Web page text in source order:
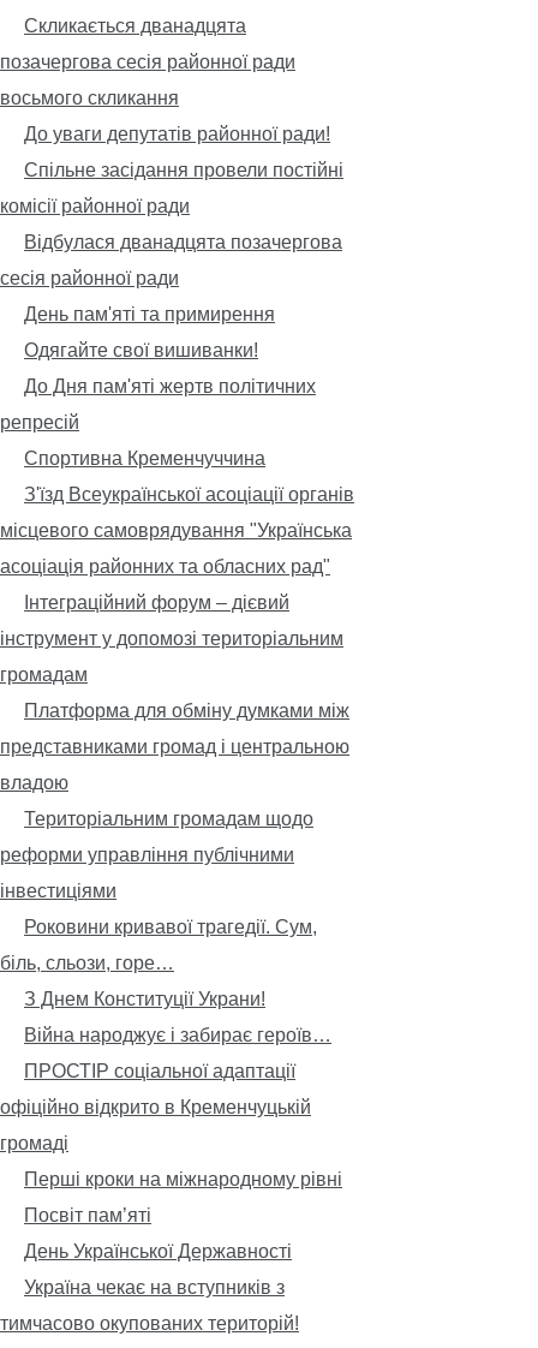
Скликається дванадцята
позачергова сесія районної ради
восьмого скликання
До уваги депутатів районної ради!
Спільне засідання провели постійні
комісії районної ради
Відбулася дванадцята позачергова
сесія районної ради
День пам'яті та примирення
Одягайте свої вишиванки!
До Дня пам'яті жертв політичних
репресій
Спортивна Кременчуччина
З'їзд Всеукраїнської асоціації органів
місцевого самоврядування "Українська
асоціація районних та обласних рад"
Інтеграційний форум – дієвий
інструмент у допомозі територіальним
громадам
Платформа для обміну думками між
представниками громад і центральною
владою
Територіальним громадам щодо
реформи управління публічними
інвестиціями
Роковини кривавої трагедії. Сум,
біль, сльози, горе…
З Днем Конституції Украни!
Війна народжує і забирає героїв…
ПРОСТІР соціальної адаптації
офіційно відкрито в Кременчуцькій
громаді
Перші кроки на міжнародному рівні
Посвіт пам’яті
День Української Державності
Україна чекає на вступників з
тимчасово окупованих територій!